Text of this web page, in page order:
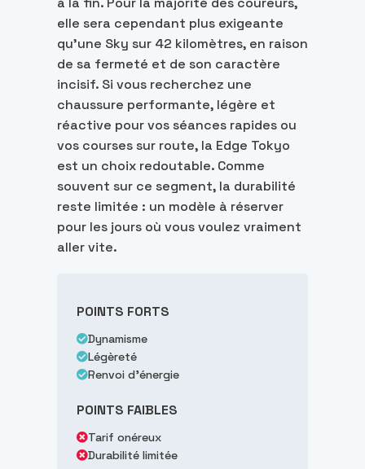
elle sera cependant plus exigeante
qu’une Sky sur 42 kilomètres, en raison
de sa fermeté et de son caractère
incisif. Si vous recherchez une
chaussure performante, légère et
réactive pour vos séances rapides ou
vos courses sur route, la Edge Tokyo
est un choix redoutable. Comme
souvent sur ce segment, la durabilité
reste limitée : un modèle à réserver
pour les jours où vous voulez vraiment
aller vite.
POINTS FORTS
Dynamisme
Légèreté
Renvoi d'énergie
POINTS FAIBLES
Tarif onéreux
Durabilité limitée